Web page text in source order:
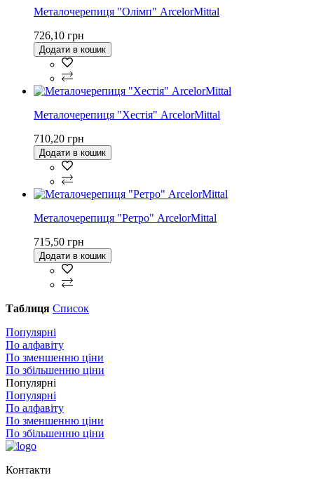
Металочерепиця "Олімп" ArcelorMittal
726,10 грн
Додати в кошик
Металочерепиця "Хестія" ArcelorMittal
710,20 грн
Додати в кошик
Металочерепиця "Ретро" ArcelorMittal
715,50 грн
Додати в кошик
Таблиця Список
Популярні
По алфавіту
По зменшенню ціни
По збільшенню ціни
Популярні
Популярні
По алфавіту
По зменшенню ціни
По збільшенню ціни
Контакти